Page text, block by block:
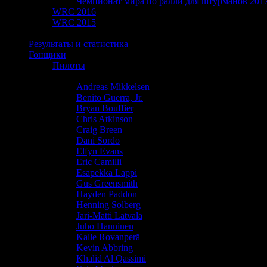
WRC 2016
WRC 2015
Результаты и статистика
Гонщики
Пилоты
Andreas Mikkelsen
Benito Guerra, Jr.
Bryan Bouffier
Chris Atkinson
Craig Breen
Dani Sordo
Elfyn Evans
Eric Camilli
Esapekka Lappi
Gus Greensmith
Hayden Paddon
Henning Solberg
Jari-Matti Latvala
Juho Hanninen
Kalle Rovanperä
Kevin Abbring
Khalid Al Qassimi